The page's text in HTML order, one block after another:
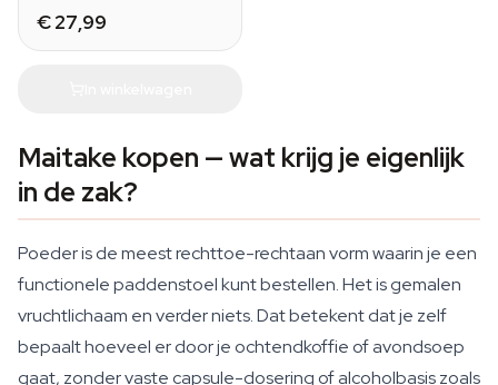
€ 27,99
Maitake kopen — wat krijg je eigenlijk
in de zak?
Poeder is de meest rechttoe-rechtaan vorm waarin je een
functionele paddenstoel kunt bestellen. Het is gemalen
vruchtlichaam en verder niets. Dat betekent dat je zelf
bepaalt hoeveel er door je ochtendkoffie of avondsoep
gaat, zonder vaste capsule-dosering of alcoholbasis zoals